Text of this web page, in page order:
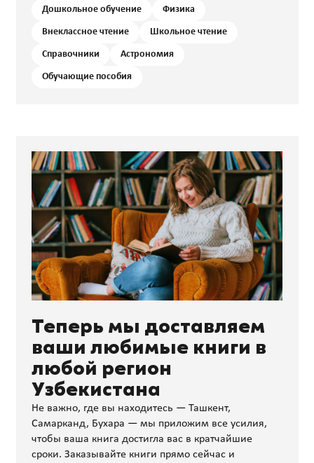
Дошкольное обучение Физика
Внеклассное чтение Школьное чтение
Справочники Астрономия
Обучающие пособия
Теперь мы доставляем
ваши любимые книги в
любой регион
Узбекистана
Не важно, где вы находитесь — Ташкент,
Самарканд, Бухара — мы приложим все усилия,
чтобы ваша книга достигла вас в кратчайшие
сроки. Заказывайте книги прямо сейчас и